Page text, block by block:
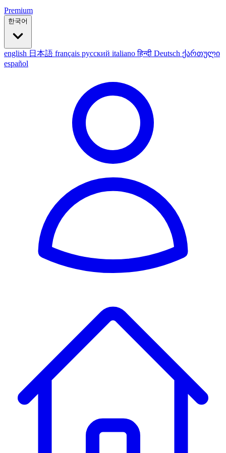
Premium
한국어
english 日本語 français русский italianoहिन्दी Deutsch ქართული
español